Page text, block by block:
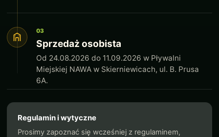
03
Sprzedaż osobista
Od 24.08.2026 do 11.09.2026 w Pływalni
Miejskiej NAWA w Skierniewicach, ul. B. Prusa
6A.
Regulamin i wytyczne
Prosimy zapoznać się wcześniej z regulaminem,